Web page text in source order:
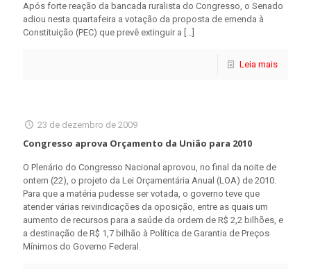
Após forte reação da bancada ruralista do Congresso, o Senado
adiou nesta quartafeira a votação da proposta de emenda à
Constituição (PEC) que prevê extinguir a […]
Leia mais
23 de dezembro de 2009
Congresso aprova Orçamento da União para 2010
O Plenário do Congresso Nacional aprovou, no final da noite de
ontem (22), o projeto da Lei Orçamentária Anual (LOA) de 2010.
Para que a matéria pudesse ser votada, o governo teve que
atender várias reivindicações da oposição, entre as quais um
aumento de recursos para a saúde da ordem de R$ 2,2 bilhões, e
a destinação de R$ 1,7 bilhão à Política de Garantia de Preços
Mínimos do Governo Federal.